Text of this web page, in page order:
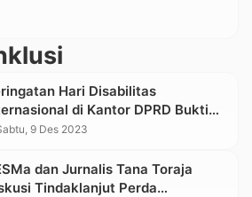
Hari Disabilitas
di Kantor DPRD Bukti
Mengawal Perda Inklusif
9 Des 2023
dan Jurnalis Tana Toraja
Tindaklanjut Perda